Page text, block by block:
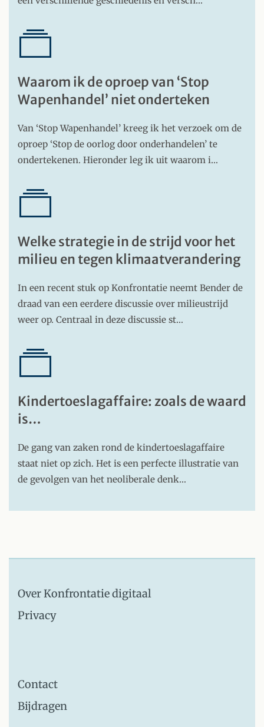
Waarom ik de oproep van ‘Stop
Wapenhandel’ niet onderteken
Van ‘Stop Wapenhandel’ kreeg ik het verzoek om de
oproep ‘Stop de oorlog door onderhandelen’ te
ondertekenen. Hieronder leg ik uit waarom i…
Welke strategie in de strijd voor het
milieu en tegen klimaatverandering
In een recent stuk op Konfrontatie neemt Bender de
draad van een eerdere discussie over milieustrijd
weer op. Centraal in deze discussie st…
Kindertoeslagaffaire: zoals de waard
is…
De gang van zaken rond de kindertoeslagaffaire
staat niet op zich. Het is een perfecte illustratie van
de gevolgen van het neoliberale denk…
Over Konfrontatie digitaal
Privacy
Contact
Bijdragen